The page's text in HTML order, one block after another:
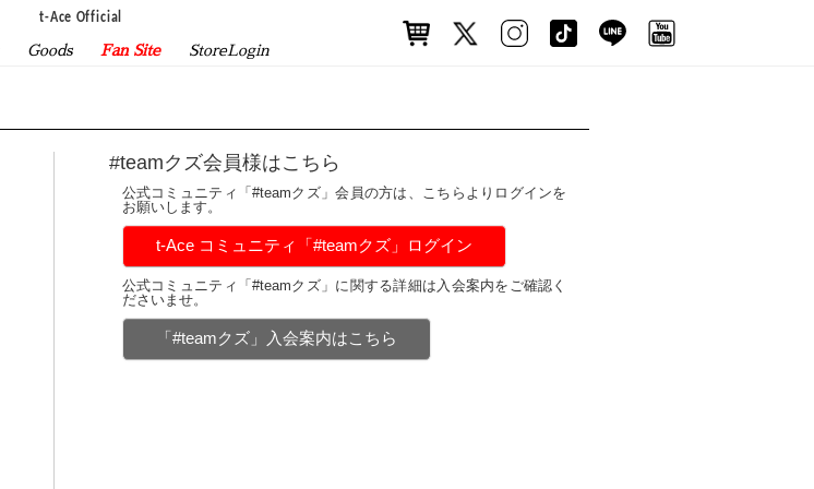
t-Ace Official
Goods Fan Site StoreLogin
#teamクズ会員様はこちら
公式コミュニティ「#teamクズ」会員の方は、こちらよりログインを
お願いします。
t-Ace コミュニティ「#teamクズ」ログイン
公式コミュニティ「#teamクズ」に関する詳細は入会案内をご確認く
ださいませ。
「#teamクズ」入会案内はこちら